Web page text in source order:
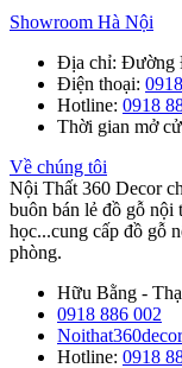
Showroom Hà Nội
Địa chỉ: Đường
Điện thoại:
Hotline: 0918
Thời gian mở
Về chúng tôi
Nội Thất 360 Decor
buôn bán lẻ đồ gỗ nội
học...cung cấp đồ gỗ
phòng.
Hữu Bằng -
0918 886 002
Hotline: 0918